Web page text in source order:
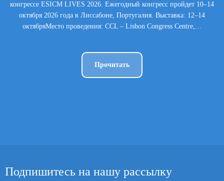
конгрессе ESICM LIVES 2026. Ежегодный конгресс пройдет 10–14
октября 2026 года в Лиссабоне, Португалия. Выставка: 12–14
октябряМесто проведения: CCL – Lisbon Congress Centre,…
Прочитать
Подпишитесь на нашу рассылку